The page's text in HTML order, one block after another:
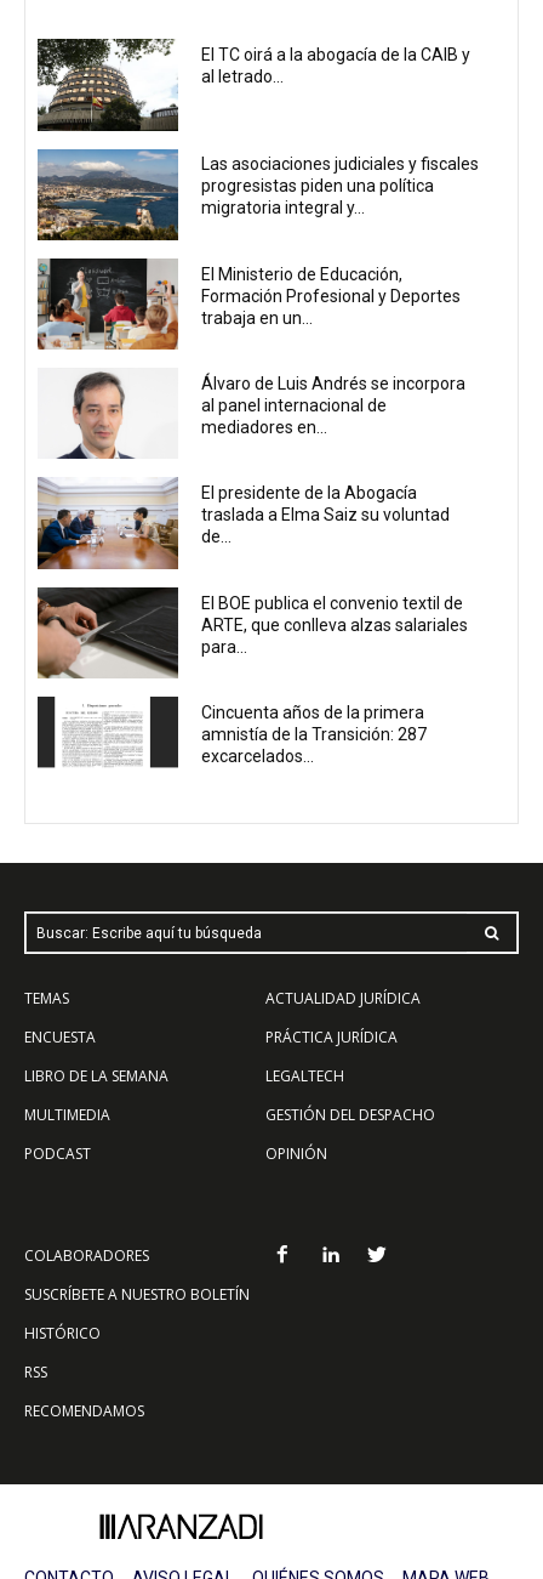
El TC oirá a la abogacía de la CAIB y
al letrado...
Las asociaciones judiciales y fiscales
progresistas piden una política
migratoria integral y...
El Ministerio de Educación,
Formación Profesional y Deportes
trabaja en un...
Álvaro de Luis Andrés se incorpora
al panel internacional de
mediadores en...
El presidente de la Abogacía
traslada a Elma Saiz su voluntad
de...
El BOE publica el convenio textil de
ARTE, que conlleva alzas salariales
para...
Cincuenta años de la primera
amnistía de la Transición: 287
excarcelados...
Buscar: Escribe aquí tu búsqueda
TEMAS
ENCUESTA
LIBRO DE LA SEMANA
MULTIMEDIA
PODCAST
ACTUALIDAD JURÍDICA
PRÁCTICA JURÍDICA
LEGALTECH
GESTIÓN DEL DESPACHO
OPINIÓN
COLABORADORES
SUSCRÍBETE A NUESTRO BOLETÍN
HISTÓRICO
RSS
RECOMENDAMOS